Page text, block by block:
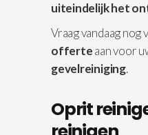
uiteindelijk het
Vraag vandaag
offerteaan voor
gevelreiniging.
Oprit